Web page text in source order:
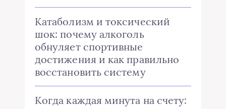
Катаболизм и токсический
шок: почему алкоголь
обнуляет спортивные
достижения и как правильно
восстановить систему
Когда каждая минута на счету: